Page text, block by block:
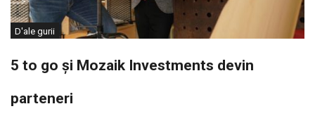
D'ale gurii
5 to go și Mozaik Investments devin
parteneri